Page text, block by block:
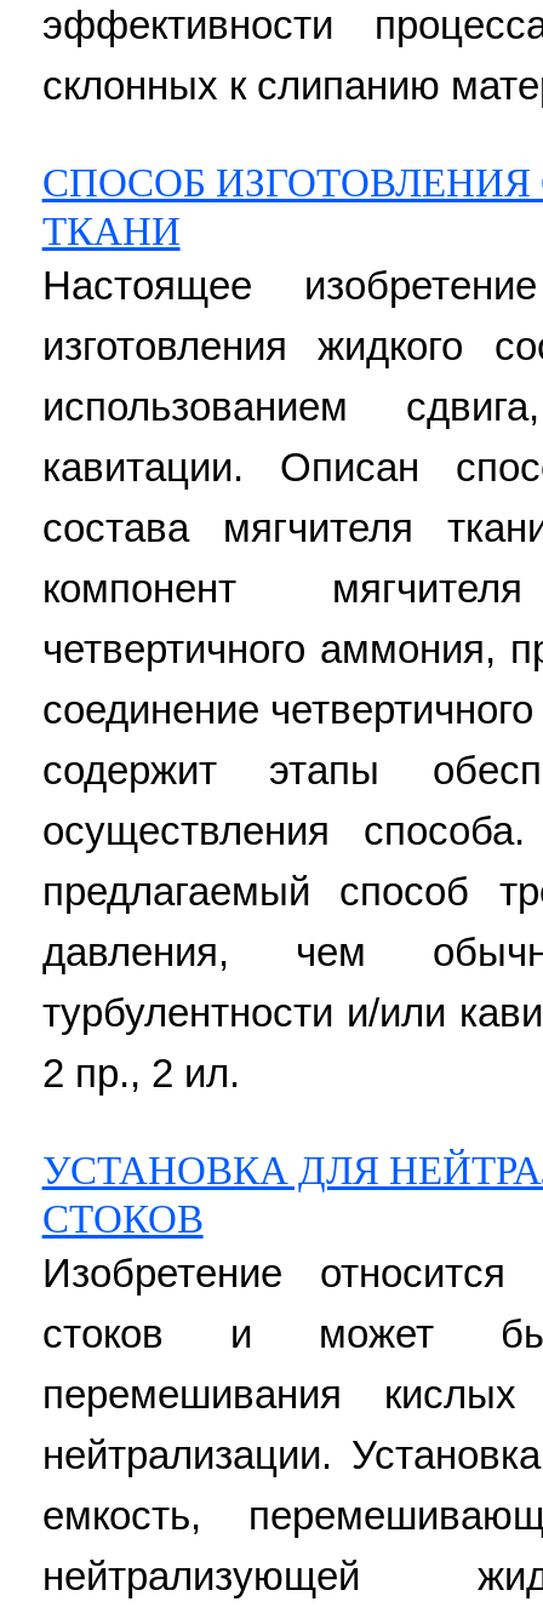
эффективности
склонных к слипанию
СПОСОБ
ТКАНИ
Настоящее
изготовления жидкого
использованием
кавитации. Описан
состава мягчителя
компонент
четвертичного аммония,
соединение
содержит этапы
осуществления
предлагаемый способ
давления, чем
турбулентности и/или
2 пр., 2 ил.
УСТАНОВКА ДЛЯ
СТОКОВ
Изобретение
стоков и может
перемешивания
нейтрализации.
емкость,
нейтрализующей